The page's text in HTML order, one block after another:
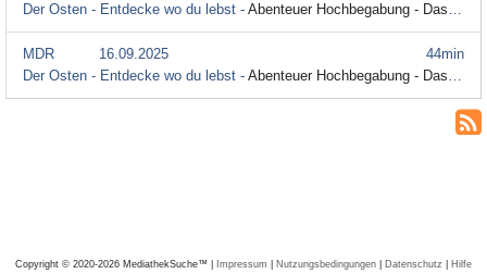
Der Osten - Entdecke wo du lebst - Abenteuer Hochbegabung - Das Internat Sankt Afra in Meißen
44min
MDR
16.09.2025
Der Osten - Entdecke wo du lebst - Abenteuer Hochbegabung - Das Internat Sankt Afra in Meißen (Audiodeskription)
Copyright © 2020-2026 MediathekSuche™ | Impressum | Nutzungsbedingungen | Datenschutz | Hilfe